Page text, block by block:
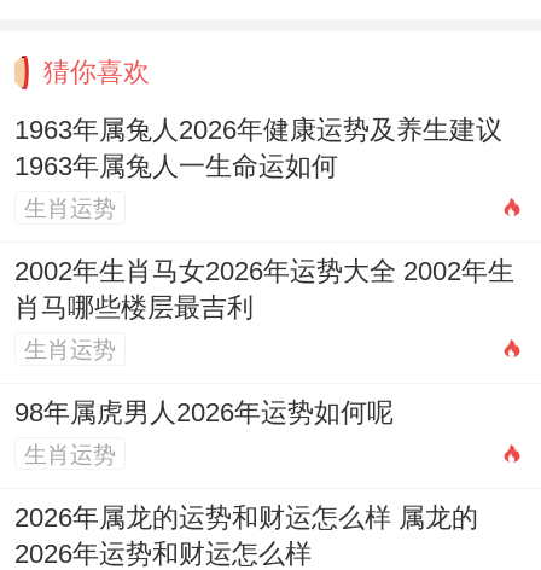
键，日常饮食应增加黄色与甘味食物，如小
米，南瓜、山药，芡实、莲子等，以甘入
脾，夯实土气。
对于「水火不济」可能引发的心肾不交。可
适当食用部分黑色食物以补肾水，如黑豆，
黑芝麻、桑葚；同时辅以清心养神的食材，
如百合，莲子心、小麦，切记需避免生冷油
克火）或过辣（助火耗水）的、口味，力求
食物的性味归经得以调与。
猜你喜欢
1963年属兔人2026年健康运势及养生建议
1963年属兔人一生命运如何
生肖运势
2002年生肖马女2026年运势大全 2002年生
肖马哪些楼层最吉利
生肖运势
98年属虎男人2026年运势如何呢
生肖运势
2026年属龙的运势和财运怎么样 属龙的
2026年运势和财运怎么样